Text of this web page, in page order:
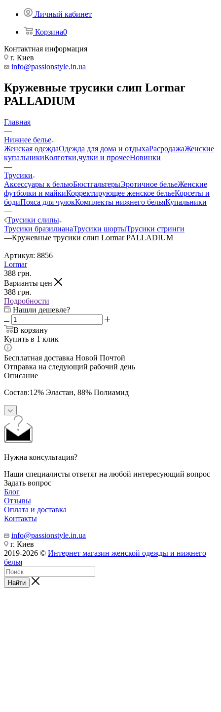
Личный кабинет
Корзина0
Контактная информация
г. Киев
info@passionstyle.in.ua
Кружевные трусики слип Lormar
PALLADIUM
Главная
—
Нижнее белье
Женская одеждаОдежда для дома и отдыхаРасродажаЖенские
купальникиКолготки,чулки и прочееНовинки
—
Трусики
Аксессуары к бельюБюстгальтерыЭротичное бельеЖенские
футболки и майкиКорректирующее женское бельеКорсеты и
бодиПояса для чулокКомплекты нижнего бельяКупальники
—
Трусики слипы
Трусики бразилианаТрусики шортыТрусики стринги
—Кружевные трусики слип Lormar PALLADIUM
Артикул: 8856
Lormar
388 грн.
Варианты цен
388 грн.
Подробности
Нашли дешевле?
В корзину
Купить в 1 клик
Бесплатная доставка Новой Почтой
Отправка на следующий рабочий день
Описание
Состав:12% Эластан, 88% Полиамид
Нужна консультация?
Наши специалисты ответят на любой интересующий вопрос
Задать вопрос
Блог
Отзывы
Оплата и доставка
Контакты
info@passionstyle.in.ua
г. Киев
2019-2026 © Интернет магазин женской одежды и нижнего
белья
Найти